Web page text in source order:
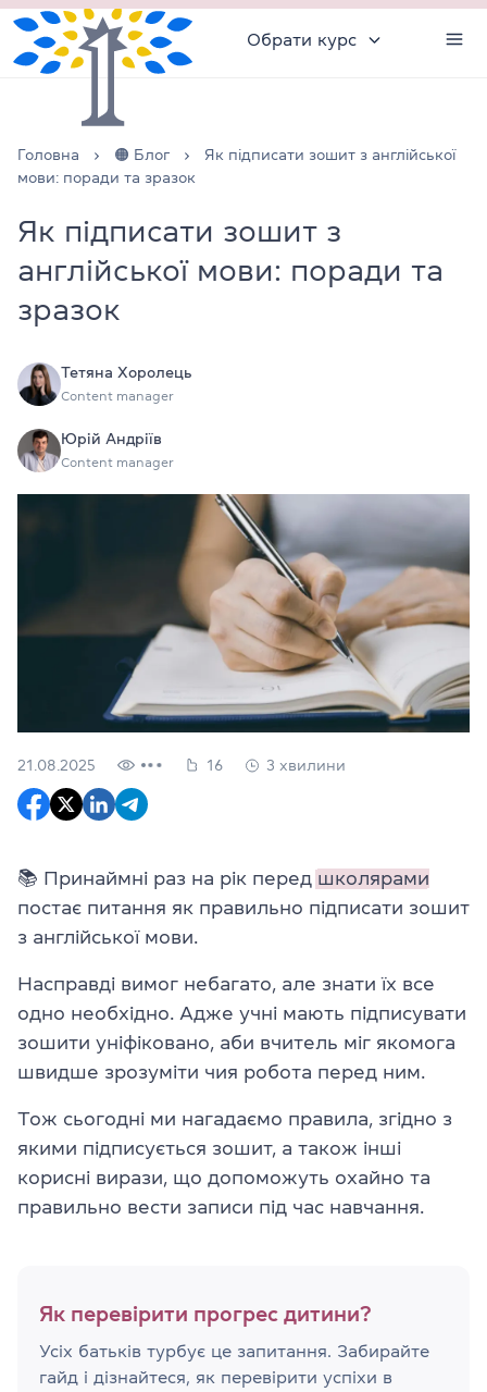
Обрати курс
Головна 🟠 Блог
Як підписати зошит з англійської
мови: поради та зразок
Як підписати зошит з
англійської мови: поради та
зразок
Тетяна Хоролець
Content manager
Юрій Андріїв
Content manager
21.08.2025 16 3 хвилини
📚 Принаймні раз на рік перед школярами
постає питання як правильно підписати зошит
з англійської мови.
Насправді вимог небагато, але знати їх все
одно необхідно. Адже учні мають підписувати
зошити уніфіковано, аби вчитель міг якомога
швидше зрозуміти чия робота перед ним.
Тож сьогодні ми нагадаємо правила, згідно з
якими підписується зошит, а також інші
корисні вирази, що допоможуть охайно та
правильно вести записи під час навчання.
Як перевірити прогрес дитини?
Усіх батьків турбує це запитання. Забирайте
гайд і дізнайтеся, як перевірити успіхи в